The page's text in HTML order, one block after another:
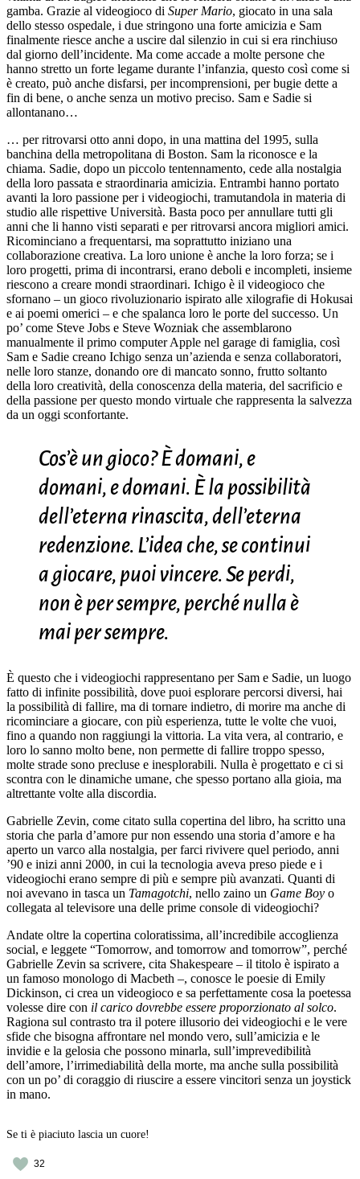
gamba. Grazie al videogioco di Super Mario, giocato in una sala
dello stesso ospedale, i due stringono una forte amicizia e Sam
finalmente riesce anche a uscire dal silenzio in cui si era rinchiuso
dal giorno dell’incidente. Ma come accade a molte persone che
hanno stretto un forte legame durante l’infanzia, questo così come si
è creato, può anche disfarsi, per incomprensioni, per bugie dette a
fin di bene, o anche senza un motivo preciso. Sam e Sadie si
allontanano…
… per ritrovarsi otto anni dopo, in una mattina del 1995, sulla
banchina della metropolitana di Boston. Sam la riconosce e la
chiama. Sadie, dopo un piccolo tentennamento, cede alla nostalgia
della loro passata e straordinaria amicizia. Entrambi hanno portato
avanti la loro passione per i videogiochi, tramutandola in materia di
studio alle rispettive Università. Basta poco per annullare tutti gli
anni che li hanno visti separati e per ritrovarsi ancora migliori amici.
Ricominciano a frequentarsi, ma soprattutto iniziano una
collaborazione creativa. La loro unione è anche la loro forza; se i
loro progetti, prima di incontrarsi, erano deboli e incompleti, insieme
riescono a creare mondi straordinari. Ichigo è il videogioco che
sfornano – un gioco rivoluzionario ispirato alle xilografie di Hokusai
e ai poemi omerici – e che spalanca loro le porte del successo. Un
po’ come Steve Jobs e Steve Wozniak che assemblarono
manualmente il primo computer Apple nel garage di famiglia, così
Sam e Sadie creano Ichigo senza un’azienda e senza collaboratori,
nelle loro stanze, donando ore di mancato sonno, frutto soltanto
della loro creatività, della conoscenza della materia, del sacrificio e
della passione per questo mondo virtuale che rappresenta la salvezza
da un oggi sconfortante.
Cos’è un gioco? È domani, e
domani, e domani. È la possibilità
dell’eterna rinascita, dell’eterna
redenzione. L’idea che, se continui
a giocare, puoi vincere. Se perdi,
non è per sempre, perché nulla è
mai per sempre.
È questo che i videogiochi rappresentano per Sam e Sadie, un luogo
fatto di infinite possibilità, dove puoi esplorare percorsi diversi, hai
la possibilità di fallire, ma di tornare indietro, di morire ma anche di
ricominciare a giocare, con più esperienza, tutte le volte che vuoi,
fino a quando non raggiungi la vittoria. La vita vera, al contrario, e
loro lo sanno molto bene, non permette di fallire troppo spesso,
molte strade sono precluse e inesplorabili. Nulla è progettato e ci si
scontra con le dinamiche umane, che spesso portano alla gioia, ma
altrettante volte alla discordia.
Gabrielle Zevin, come citato sulla copertina del libro, ha scritto una
storia che parla d’amore pur non essendo una storia d’amore e ha
aperto un varco alla nostalgia, per farci rivivere quel periodo, anni
’90 e inizi anni 2000, in cui la tecnologia aveva preso piede e i
videogiochi erano sempre di più e sempre più avanzati. Quanti di
noi avevano in tasca un Tamagotchi, nello zaino un Game Boy o
collegata al televisore una delle prime console di videogiochi?
Andate oltre la copertina coloratissima, all’incredibile accoglienza
social, e leggete “Tomorrow, and tomorrow and tomorrow”, perché
Gabrielle Zevin sa scrivere, cita Shakespeare – il titolo è ispirato a
un famoso monologo di Macbeth –, conosce le poesie di Emily
Dickinson, ci crea un videogioco e sa perfettamente cosa la poetessa
volesse dire con il carico dovrebbe essere proporzionato al solco.
Ragiona sul contrasto tra il potere illusorio dei videogiochi e le vere
sfide che bisogna affrontare nel mondo vero, sull’amicizia e le
invidie e la gelosia che possono minarla, sull’imprevedibilità
dell’amore, l’irrimediabilità della morte, ma anche sulla possibilità
con un po’ di coraggio di riuscire a essere vincitori senza un joystick
in mano.
Se ti è piaciuto lascia un cuore!
32